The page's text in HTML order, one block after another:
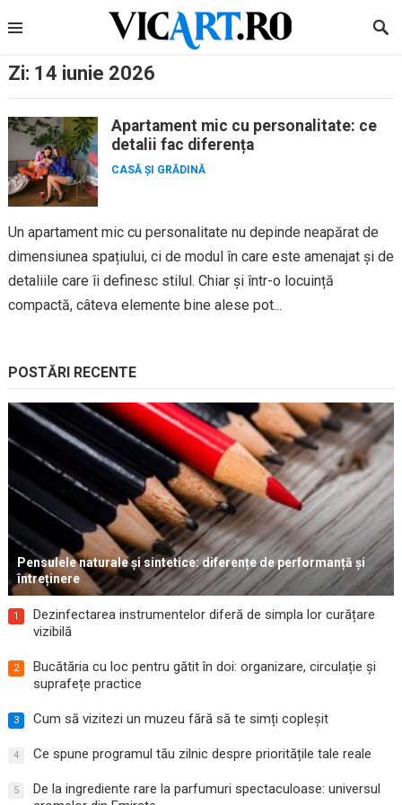
to
Zi: 14 iunie 2026
Apartament mic cu personalitate: ce
detalii fac diferența
CASĂ ȘI GRĂDINĂ
Un apartament mic cu personalitate nu depinde neapărat de
dimensiunea spațiului, ci de modul în care este amenajat și de
detaliile care îi definesc stilul. Chiar și într-o locuință
compactă, câteva elemente bine alese pot...
POSTĂRI RECENTE
Pensulele naturale și sintetice: diferențe de performanță și
întreținere
1
Dezinfectarea instrumentelor diferă de simpla lor curățare
vizibilă
2
Bucătăria cu loc pentru gătit în doi: organizare, circulație și
suprafețe practice
3 Cum să vizitezi un muzeu fără să te simți copleșit
4 Ce spune programul tău zilnic despre prioritățile tale reale
5
De la ingrediente rare la parfumuri spectaculoase: universul